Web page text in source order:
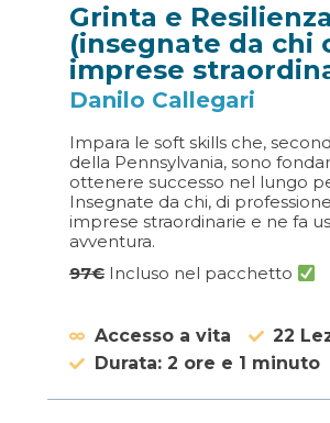
Grinta e Resilienza
(insegnate da chi
imprese
Danilo Callegari
Impara le soft skills che,
della Pennsylvania, sono
ottenere successo nel lungo
Insegnate da chi, di
imprese straordinarie e ne fa
avventura.
97€ Incluso nel pacchetto
Accesso a vita
22
Durata: 2 ore e 1 minuto